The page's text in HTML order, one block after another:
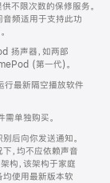
不限次数的保修服务。
频适用于支持此功
扬声器，如两部
(第一代)。
最新隔空播放软件
单独购买。
后向你发送通知。
，均不应依赖声音
构，该架构于家庭
使用最新版本软